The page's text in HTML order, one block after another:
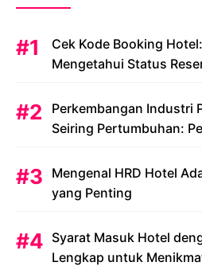
Cek Kode Booking
Mengetahui Status
Perkembangan Industri
Seiring Pertumbuhan:
Mengenal HRD Hotel
yang Penting
Syarat Masuk Hotel
Lengkap untuk